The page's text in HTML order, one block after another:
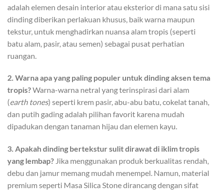
adalah elemen desain interior atau eksterior di mana satu sisi
dinding diberikan perlakuan khusus, baik warna maupun
tekstur, untuk menghadirkan nuansa alam tropis (seperti
batu alam, pasir, atau semen) sebagai pusat perhatian
ruangan.
2. Warna apa yang paling populer untuk dinding aksen tema
tropis?Warna-warna netral yang terinspirasi dari alam
(earth tones) seperti krem pasir, abu-abu batu, cokelat tanah,
dan putih gading adalah pilihan favorit karena mudah
dipadukan dengan tanaman hijau dan elemen kayu.
3. Apakah dinding bertekstur sulit dirawat di iklim tropis
yang lembap? Jika menggunakan produk berkualitas rendah,
debu dan jamur memang mudah menempel. Namun, material
premium seperti Masa Silica Stone dirancang dengan sifat